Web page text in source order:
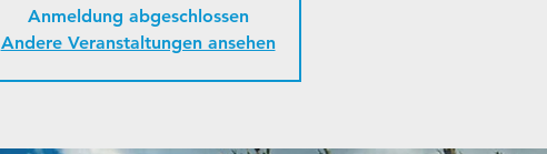
Anmeldung abgeschlossen
Andere Veranstaltungen ansehen